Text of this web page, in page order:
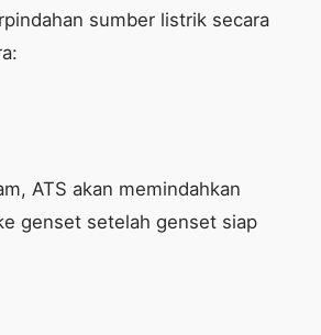
sumber listrik secara
ATS akan memindahkan
genset setelah genset siap